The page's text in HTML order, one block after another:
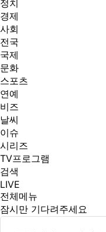
정치
경제
사회
전국
국제
문화
스포츠
연예
비즈
날씨
이슈
시리즈
TV프로그램
검색
LIVE
전체메뉴
잠시만 기다려주세요